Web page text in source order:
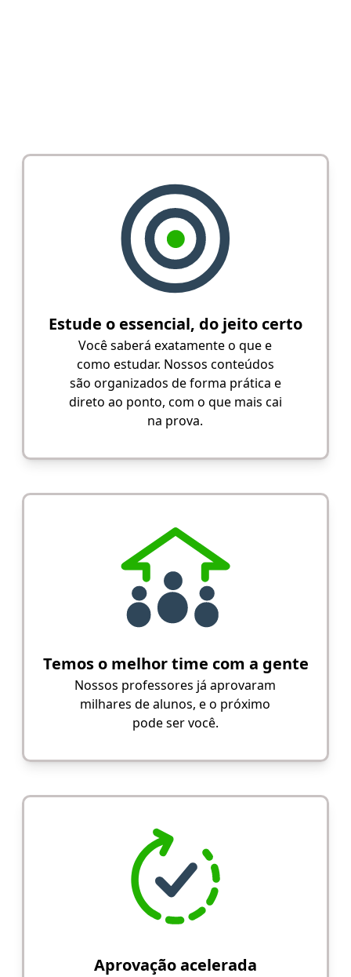
Estude o essencial, do jeito certo
Você saberá exatamente o que e
como estudar. Nossos conteúdos
são organizados de forma prática e
direto ao ponto, com o que mais cai
na prova.
Temos o melhor time com a gente
Nossos professores já aprovaram
milhares de alunos, e o próximo
pode ser você.
Aprovação acelerada